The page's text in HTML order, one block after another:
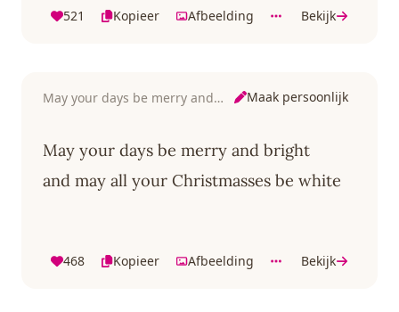
521 Kopieer Afbeelding Bekijk
May your days be merry and bright Maak persoonlijk
May your days be merry and bright
and may all your Christmasses be white
468 Kopieer Afbeelding Bekijk